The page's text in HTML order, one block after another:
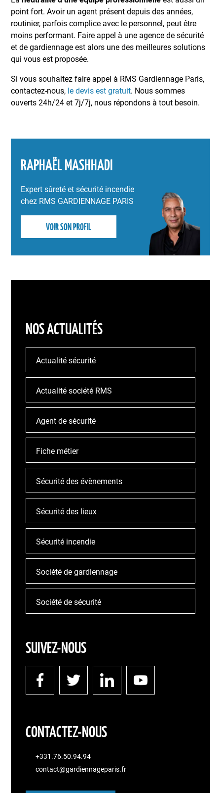
point fort. Avoir un agent présent depuis des années,
routinier, parfois complice avec le personnel, peut être
moins performant. Faire appel à une agence de sécurité
et de gardiennage est alors une des meilleures solutions
qui vous est proposée.
Si vous souhaitez faire appel à RMS Gardiennage Paris,
contactez-nous, le devis est gratuit. Nous sommes
ouverts 24h/24 et 7j/7j, nous répondons à tout besoin.
RAPHAËL MASHHADI
Expert sûreté et sécurité incendie
chez RMS GARDIENNAGE PARIS
VOIR SON PROFIL
NOS ACTUALITÉS
Actualité sécurité
Actualité société RMS
Agent de sécurité
Fiche métier
Sécurité des évènements
Sécurité des lieux
Sécurité incendie
Société de gardiennage
Société de sécurité
SUIVEZ-NOUS
CONTACTEZ-NOUS
+331.76.50.94.94
contact@gardiennageparis.fr